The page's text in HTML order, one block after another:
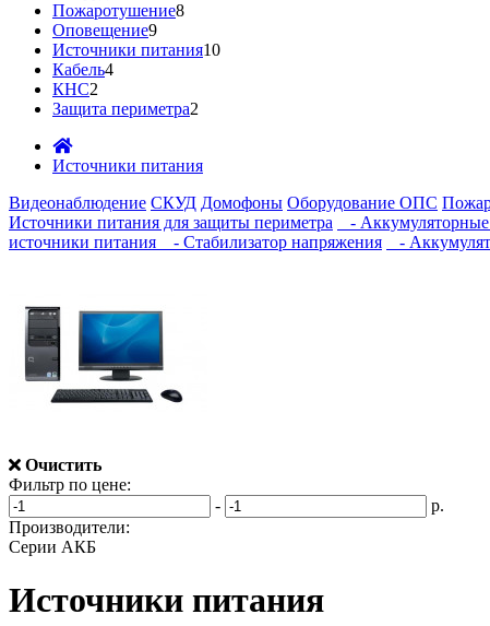
Пожаротушение8
Оповещение9
Источники питания10
Кабель4
КНС2
Защита периметра2
Источники питания
Видеонаблюдение СКУД Домофоны Оборудование ОПС
Источники питания для защиты периметра
- Аккумуляторные
источники питания
- Стабилизатор напряжения -
Очистить
Фильтр по цене:
-
р.
Производители:
Серии АКБ
Источники питания